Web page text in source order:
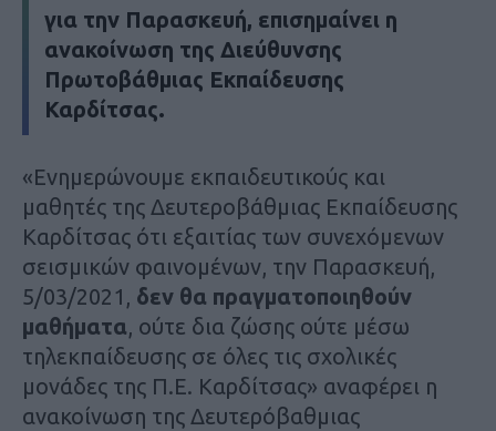
για την Παρασκευή, επισημαίνει η
ανακοίνωση της Διεύθυνσης
Πρωτοβάθμιας Εκπαίδευσης
Καρδίτσας.
«Ενημερώνουμε εκπαιδευτικούς και
μαθητές της Δευτεροβάθμιας Εκπαίδευσης
Καρδίτσας ότι εξαιτίας των συνεχόμενων
σεισμικών φαινομένων, την Παρασκευή,
5/03/2021, δεν θα πραγματοποιηθούν
μαθήματα, ούτε δια ζώσης ούτε μέσω
τηλεκπαίδευσης σε όλες τις σχολικές
μονάδες της Π.Ε. Καρδίτσας» αναφέρει η
ανακοίνωση της Δευτερόβαθμιας